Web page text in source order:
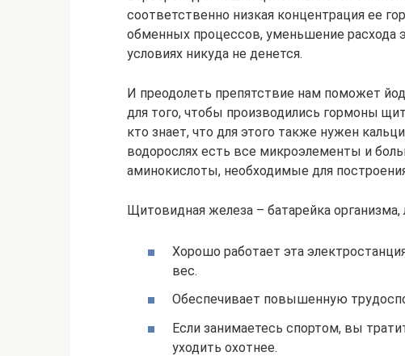
соответственно низкая концентрация ее
обменных процессов, уменьшение расхода
условиях никуда не денется.
И преодолеть препятствие нам поможет
для того, чтобы производились гормоны
кто знает, что для этого также нужен
водорослях есть все микроэлементы и
аминокислоты, необходимые для
Щитовидная железа – батарейка
Хорошо работает эта
вес.
Обеспечивает повышенную
Если занимаетесь спортом, вы
уходить охотнее.